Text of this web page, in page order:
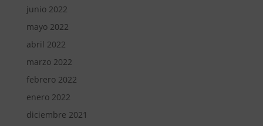
junio 2022
mayo 2022
abril 2022
marzo 2022
febrero 2022
enero 2022
diciembre 2021